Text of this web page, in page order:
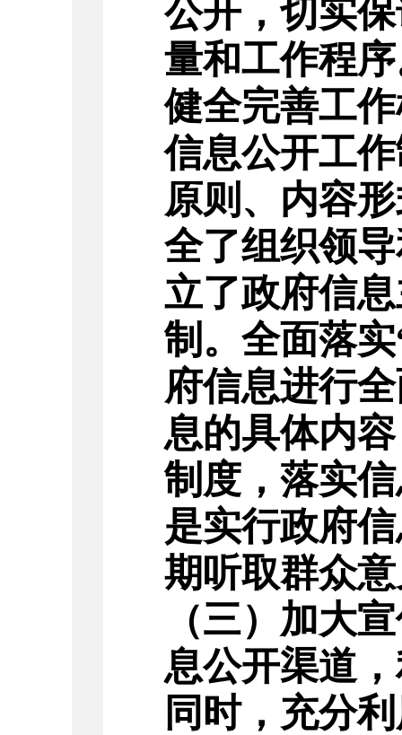
公开，切实
量和工作程
健全完善工
信息公开工
原则、内容
全了组织领
立了政府信
制。 全面落实
府信息进行
息的具体内
制度，落实
是实行政府
期听取群众
（三）加大
息公开渠道
同时，充分